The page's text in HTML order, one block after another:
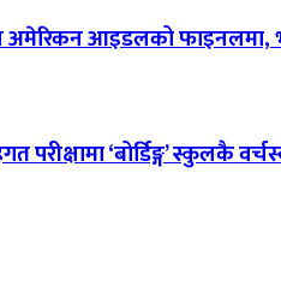
अमेरिकन आइडलको फाइनलमा,
परीक्षामा ‘बोर्डिङ्ग’ स्कुलकै